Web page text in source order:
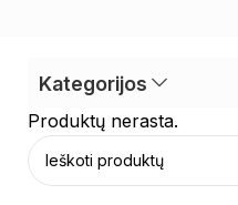
Kategorijos
Produktų nerasta.